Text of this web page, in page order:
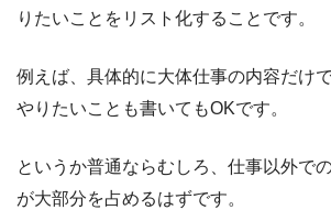
りたいことをリスト化することです。
例えば、具体的に大体仕事の内容だけ
やりたいことも書いてもOKです。
というか普通ならむしろ、仕事以外で
が大部分を占めるはずです。